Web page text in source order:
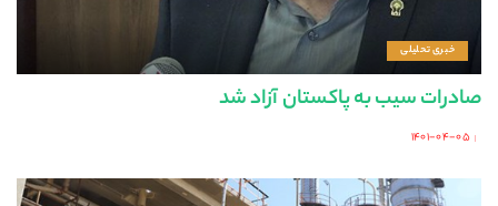
خبری تحلیلی
صادرات سیب به پاکستان آزاد شد
Posted
۱۴۰۱-۰۴-۰۵